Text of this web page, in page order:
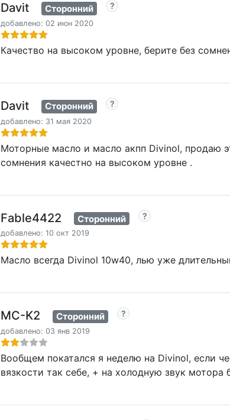
Davit Сторонний
добавлено: 02 июн 2020
Качество на высоком уровне, берите без
Davit Сторонний
добавлено: 31 мая 2020
Моторные масло и масло акпп Divinol, продаю
сомнения качестно на высоком уровне .
Fable4422 Сторонний
добавлено: 10 окт 2019
Масло всегда Divinol 10w40, лью уже
MC-K2 Сторонний
добавлено: 03 янв 2019
Вообщем покатался я неделю на Divinol, если
вязкости так себе, + на холодную звук мотора